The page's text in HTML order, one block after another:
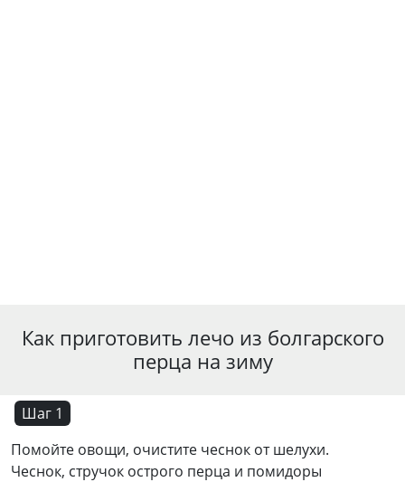
Как приготовить лечо из болгарского
перца на зиму
Шаг 1
Помойте овощи, очистите чеснок от шелухи.
Чеснок, стручок острого перца и помидоры